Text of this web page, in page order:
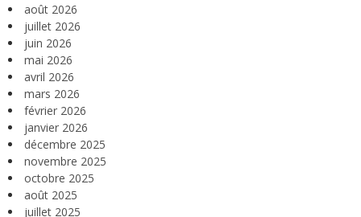
août 2026
juillet 2026
juin 2026
mai 2026
avril 2026
mars 2026
février 2026
janvier 2026
décembre 2025
novembre 2025
octobre 2025
août 2025
juillet 2025